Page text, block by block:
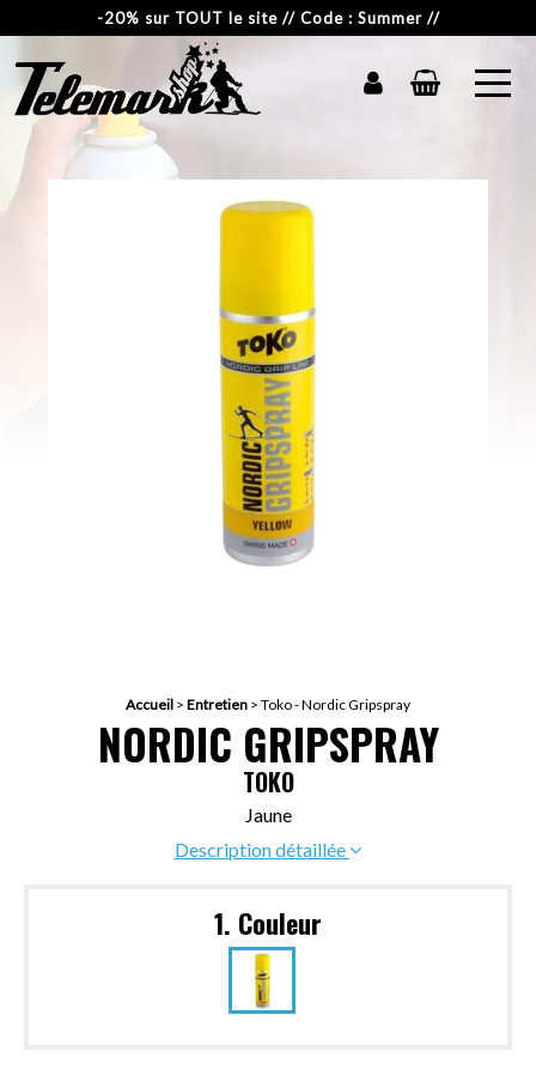
-20% sur TOUT le site // Code : Summer //
Accueil > Entretien > Toko - Nordic Gripspray
NORDIC GRIPSPRAY
TOKO
Jaune
Description détaillée
1. Couleur